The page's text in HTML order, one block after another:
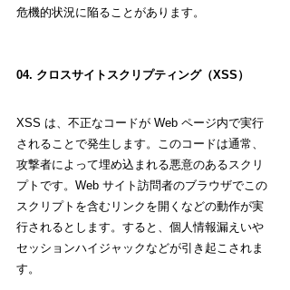
危機的状況に陥ることがあります。
04. クロスサイトスクリプティング（XSS）
XSS は、不正なコードが Web ページ内で実行
されることで発生します。このコードは通常、
攻撃者によって埋め込まれる悪意のあるスクリ
プトです。Web サイト訪問者のブラウザでこの
スクリプトを含むリンクを開くなどの動作が実
行されるとします。すると、個人情報漏えいや
セッションハイジャックなどが引き起こされま
す。